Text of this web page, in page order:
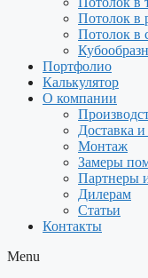
Потолок в
Потолок в
Портфолио
Калькулятор
О компании
Доставка и
Монтаж
Замеры
Партнеры
Дилерам
Статьи
Контакты
Menu